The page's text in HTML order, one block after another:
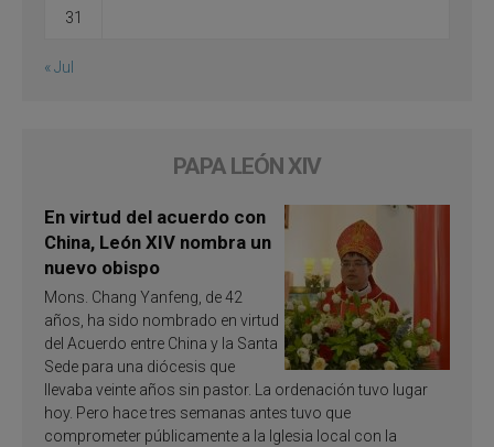
31
« Jul
PAPA LEÓN XIV
En virtud del acuerdo con
China, León XIV nombra un
nuevo obispo
Mons. Chang Yanfeng, de 42
años, ha sido nombrado en virtud
del Acuerdo entre China y la Santa
Sede para una diócesis que
llevaba veinte años sin pastor. La ordenación tuvo lugar
hoy. Pero hace tres semanas antes tuvo que
comprometer públicamente a la Iglesia local con la